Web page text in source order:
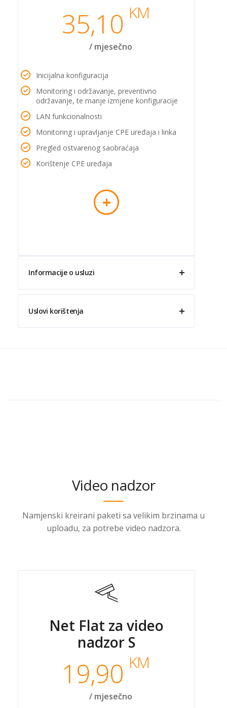
35,10 KM
/ mjesečno
Inicijalna konfiguracija
Monitoring i održavanje, preventivno
održavanje, te manje izmjene konfiguracije
LAN funkcionalnosti
Monitoring i upravljanje CPE uređaja i linka
Pregled ostvarenog saobraćaja
Korištenje CPE uređaja
+
Informacije o usluzi
Uslovi korištenja
Video nadzor
Namjenski kreirani paketi sa velikim brzinama u
uploadu, za potrebe video nadzora.
Net Flat za video
nadzor S
19,90 KM
/ mjesečno